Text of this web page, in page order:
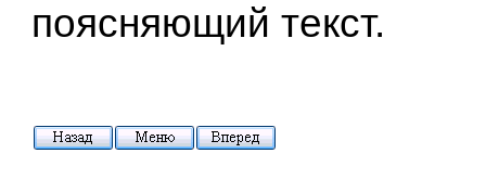
поясняющий текст.